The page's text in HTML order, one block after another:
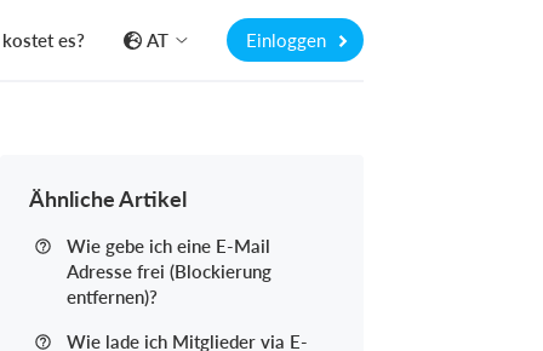
es? AT Einloggen
Ähnliche Artikel
Wie gebe ich eine E-Mail
Adresse frei (Blockierung
entfernen)?
Wie lade ich Mitglieder via E-